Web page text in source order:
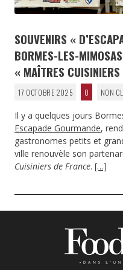
SOUVENIRS «
BORMES-LES-
« MAÎTRES
17 OCTOBRE 2025 0 NON
Il y a quelques jours
Escapade Gourmande,
gastronomes petits et
ville renouvèle son
Cuisiniers de France. […]